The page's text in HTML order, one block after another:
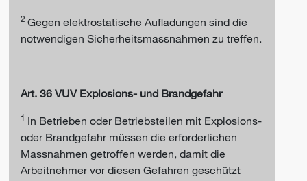
2 Gegen elektrostatische Aufladungen sind die
notwendigen Sicherheitsmassnahmen zu treffen.
Art. 36 VUV Explosions- und Brandgefahr
1 In Betrieben oder Betriebsteilen mit Explosions-
oder Brandgefahr müssen die erforderlichen
Massnahmen getroffen werden, damit die
Arbeitnehmer vor diesen Gefahren geschützt